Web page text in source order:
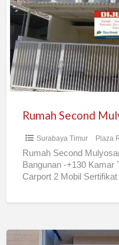
Surabaya Timur Plaza
Rumah Second
Bangunan -+130 Kamar
Carport 2 Mobil